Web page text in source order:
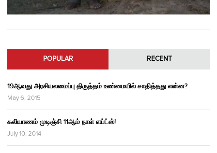
POPULAR RECENT
19ஆவது அரசியலமைப்பு திருத்தம் உண்மையில் சாதித்தது என்ன?
May 6, 2015
கலியாணம் முடிஞ்சி 11ஆம் நாள் எய்ட்ஸ்!
July 10, 2014